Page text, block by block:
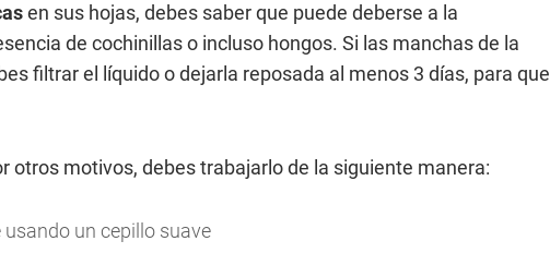
en sus hojas, debes saber que puede deberse a la
de cochinillas o incluso hongos. Si las manchas de la
filtrar el líquido o dejarla reposada al menos 3 días, para que
otros motivos, debes trabajarlo de la siguiente manera:
un cepillo suave